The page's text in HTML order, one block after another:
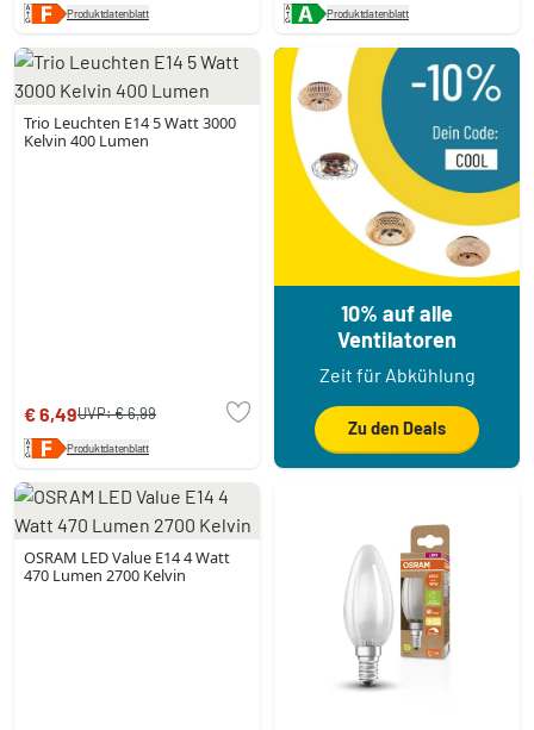
Produktdatenblatt Produktdatenblatt
Trio Leuchten E14 5 Watt 3000
Kelvin 400 Lumen
€ 6,49UVP:€ 6,99
Produktdatenblatt
10% auf alle
Ventilatoren
Zeit für Abkühlung
Zu den Deals
OSRAM LED Value E14 4 Watt
470 Lumen 2700 Kelvin